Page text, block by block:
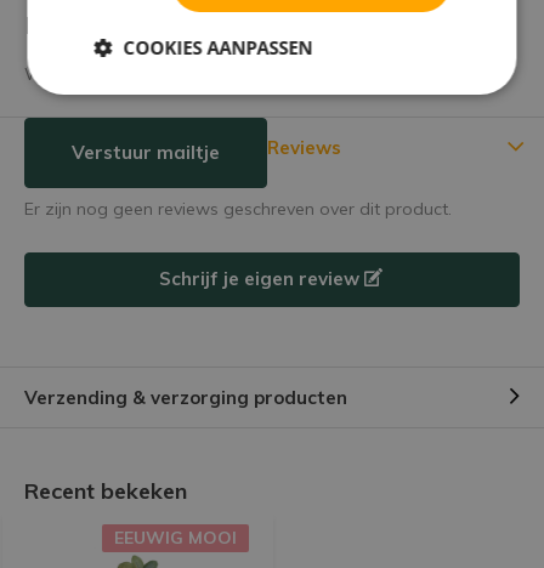
Heb je een vraag over dit product?
We helpen je graag met het vinden van het juiste product.
Verstuur mailtje Reviews
Er zijn nog geen reviews geschreven over dit product.
Schrijf je eigen review
Verzending & verzorging producten
Recent bekeken
EEUWIG MOOI
COOKIES AANPASSEN